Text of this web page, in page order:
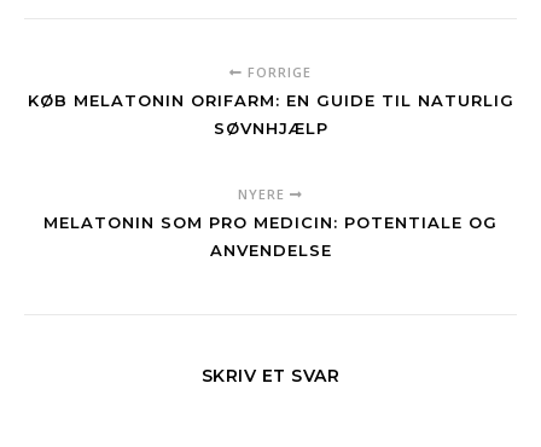
FORRIGE
KØB MELATONIN ORIFARM: EN GUIDE TIL NATURLIG
SØVNHJÆLP
NYERE
MELATONIN SOM PRO MEDICIN: POTENTIALE OG
ANVENDELSE
SKRIV ET SVAR